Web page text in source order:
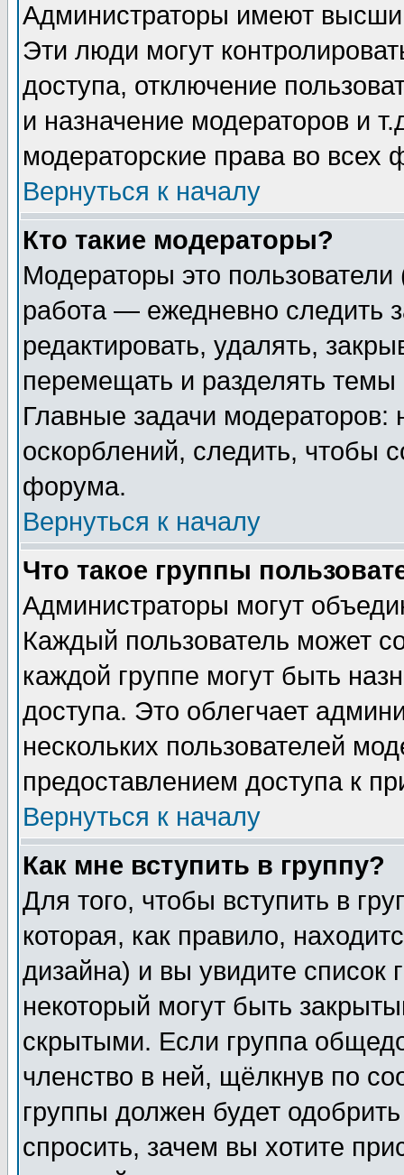
Администраторы имеют
Эти люди могут
доступа, отключение
и назначение модераторов и
модераторские права во всех
Вернуться к началу
Кто такие модераторы?
Модераторы это
работа — ежедневно следить
редактировать, удалять,
перемещать и разделять
Главные задачи
оскорблений, следить, чтобы
форума.
Вернуться к началу
Что такое группы
Администраторы могут
Каждый пользователь может
каждой группе могут быть
доступа. Это облегчает
нескольких пользователей
предоставлением доступа к
Вернуться к началу
Как мне вступить в группу?
Для того, чтобы вступить в
которая, как правило,
дизайна) и вы увидите список
некоторый могут быть
скрытыми. Если группа
членство в ней, щёлкнув по
группы должен будет
спросить, зачем вы хотите